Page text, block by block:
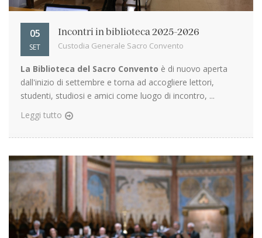
05
SET
Incontri in biblioteca 2025-2026
Custodia Generale Sacro Convento
La Biblioteca del Sacro Convento è di nuovo aperta
dall'inizio di settembre e torna ad accogliere lettori,
studenti, studiosi e amici come luogo di incontro, ...
Leggi tutto